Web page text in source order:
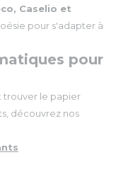
Caselio et
pour s'adapter à
pour
trouver le papier
découvrez nos